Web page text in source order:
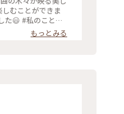
とり
もっとみる